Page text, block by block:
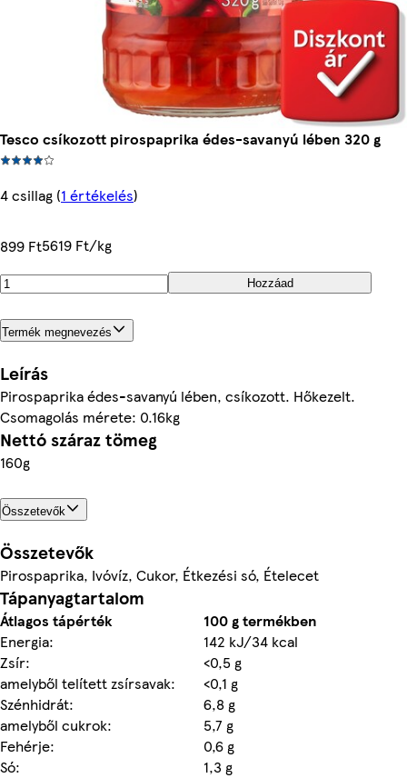
Tesco csíkozott pirospaprika édes-savanyú lében 320 g
4 csillag (1 értékelés)
899 Ft5619 Ft/kg
Hozzáad
Termék megnevezés
Leírás
Pirospaprika édes-savanyú lében, csíkozott. Hőkezelt.
Csomagolás mérete: 0.16kg
Nettó száraz tömeg
160g
Összetevők
Összetevők
Pirospaprika, Ivóvíz, Cukor, Étkezési só, Ételecet
Tápanyagtartalom
Átlagos tápérték
100 g termékben
Energia:
142 kJ/34 kcal
Zsír:
<0,5 g
amelyből telített zsírsavak:
<0,1 g
Szénhidrát:
6,8 g
amelyből cukrok:
5,7 g
Fehérje:
0,6 g
Só:
1,3 g